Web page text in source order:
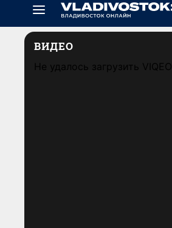
ВИДЕО
Не удалось загрузить VIQEO